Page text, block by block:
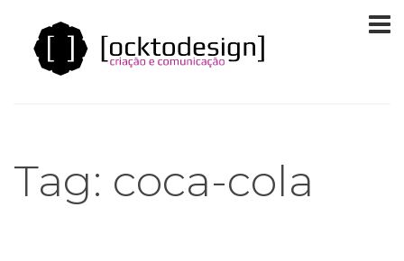
Tag: coca-cola